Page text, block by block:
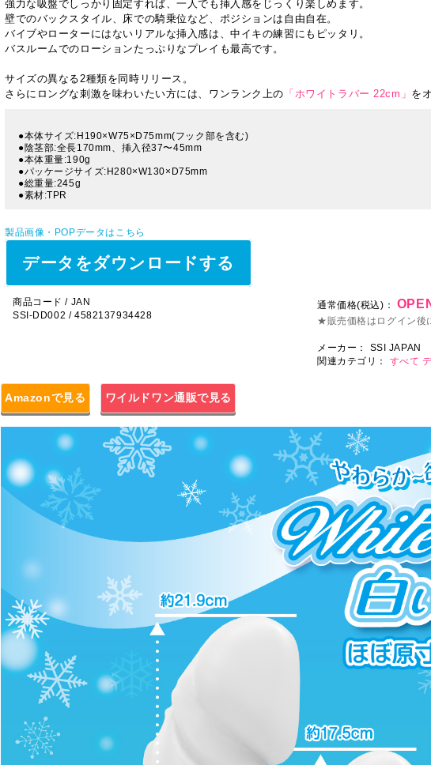
強力な吸盤でしっかり固定すれば、一人でも挿入感をじっくり楽しめます。
壁でのバックスタイル、床での騎乗位など、ポジションは自由自在。
バイブやローターにはないリアルな挿入感は、中イキの練習にもピッタリ。
バスルームでのローションたっぷりなプレイも最高です。
サイズの異なる2種類を同時リリース。
さらにロングな刺激を味わいたい方には、ワンランク上の 「ホワイトラバー 22cm」 を
●本体サイズ:H190×W75×D75mm(フック部を含む)
●陰茎部:全長170mm、挿入径37〜45mm
●本体重量:190g
●パッケージサイズ:H280×W130×D75mm
●総重量:245g
●素材:TPR
製品画像・POPデータはこちら
データをダウンロードする
商品コード / JAN
SSI-DD002 / 4582137934428
通常価格(税込)：
★販売価格はログイン後
メーカー：
SSI JAPAN
関連カテゴリ： すべて
Amazonで見る ワイルドワン通販で見る